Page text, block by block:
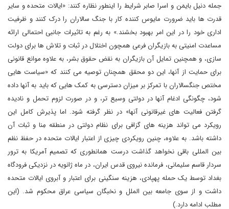
جمله دنیل بایمَن و اسرا صابر شرایط را اینطور نظاره کنند: «ایالات متحده و سایر
قدرت ها باید ضرورت مایوس کننده کار با جنگ سالاران را درک کنند و ظرفیت
اداری خود را در این امر بهبود بخشند.» به رغم به تاثیرات جانبی احتمالی ارائه
مساعدت امنیتی به بازیگران فرعی همچون اختلال در ثبات و تلاش ها برای دولت
سازی، و همچنین تمایل آن بازیگران به نقض حقوق بشر، به علاوه موانع قانونی
برای حمایت از آنها، این دو محقق همچنان توصیه می کنند که «سیاست هایی
مختص جنگسالاران با تمرکز بر میزان دسترسی به کمک هایی که باید به آنها داده
شود، چگونگی ادغام آنها در دولتی وسیع تر، و در صورت لزوم تحمل و نادیده
گرفتن فعالیت های غیرقانونی آنها» در نظر گرفته شود. اما پذیرش کامل این
رویکرد می تواند هزینه های گزافی برای نظام دولتی در منطقه مِنا و ثبات آن
داشته باشد. به علاوه، چنین رویکردی چیزی از اعتبار ایالات متحده در حفظ نظم
بین المللی باقی نخواهد گذاشت درست همانطوری که تصمیم آمریکا به ترور
سردار قاسم سلیمانی، فرمانده نیروی قدس ایران، در ماه ژانویه در نزدیکی فرودگاه
بغداد توسط یک حمله پهپادی، هزینه سنگینی برای اعتبار و آبروی ایالات متحده
داشت و از سوی جامعه بین الملل و نخبگان سیاسی عراق محکوم شد. (این
مطلب ادامه دارد.)